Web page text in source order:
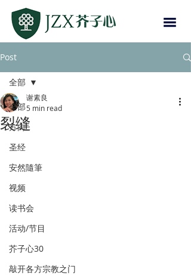
Post
全部
方向
圣经
安然隨筆
视频
读书会
活动/节目
芥子心30
敲开各方宗教之门
全部
裂缝
谢素良
5 min read